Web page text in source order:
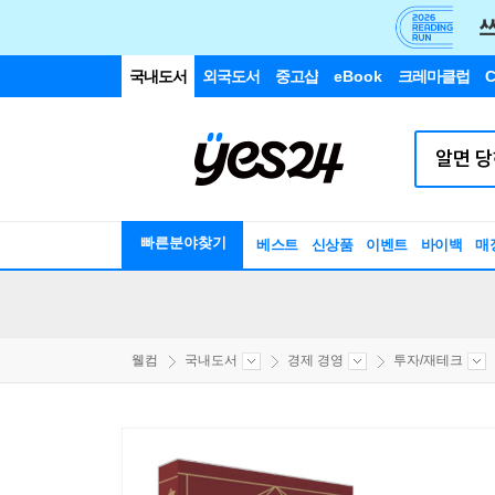
국내도서 외국도서 중고샵 eBook 크레마클럽
빠른분야찾기 베스트 신상품 이벤트 바이백 매
웰컴 국내도서 경제 경영 투자/재테크